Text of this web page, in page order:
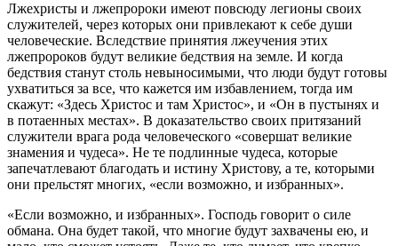
Лжехристы и лжепророки имеют повсюду легионы своих
служителей, через которых они привлекают к себе души
человеческие. Вследствие принятия лжеучения этих
лжепророков будут великие бедствия на земле. И когда
бедствия станут столь невыносимыми, что люди будут готовы
ухватиться за все, что кажется им избавлением, тогда им
скажут: «Здесь Христос и там Христос», и «Он в пустынях и
в потаенных местах». В доказательство своих притязаний
служители врага рода человеческого «совершат великие
знамения и чудеса». Не те подлинные чудеса, которые
запечатлевают благодать и истину Христову, а те, которыми
они прельстят многих, «если возможно, и избранных».
«Если возможно, и избранных». Господь говорит о силе
обмана. Она будет такой, что многие будут захвачены ею, и